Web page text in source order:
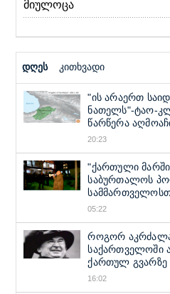
მიულოცა
დღეს კითხვადი
"ის არაერთ
ნათელს"-ტაო-
წარწერა
20:23
"ქართული
საბურთალოს
05:22
როგორ
საქართველოში
ქართულ გვარზე
16:02